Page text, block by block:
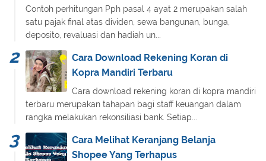
Contoh perhitungan Pph pasal 4 ayat 2 merupakan salah
satu pajak final atas dividen, sewa bangunan, bunga,
deposito, revaluasi dan hadiah un...
Cara Download Rekening Koran di
Kopra Mandiri Terbaru
Cara download rekening koran di kopra mandiri
terbaru merupakan tahapan bagi staff keuangan dalam
rangka melakukan rekonsiliasi bank. Setiap...
Cara Melihat Keranjang Belanja
Shopee Yang Terhapus